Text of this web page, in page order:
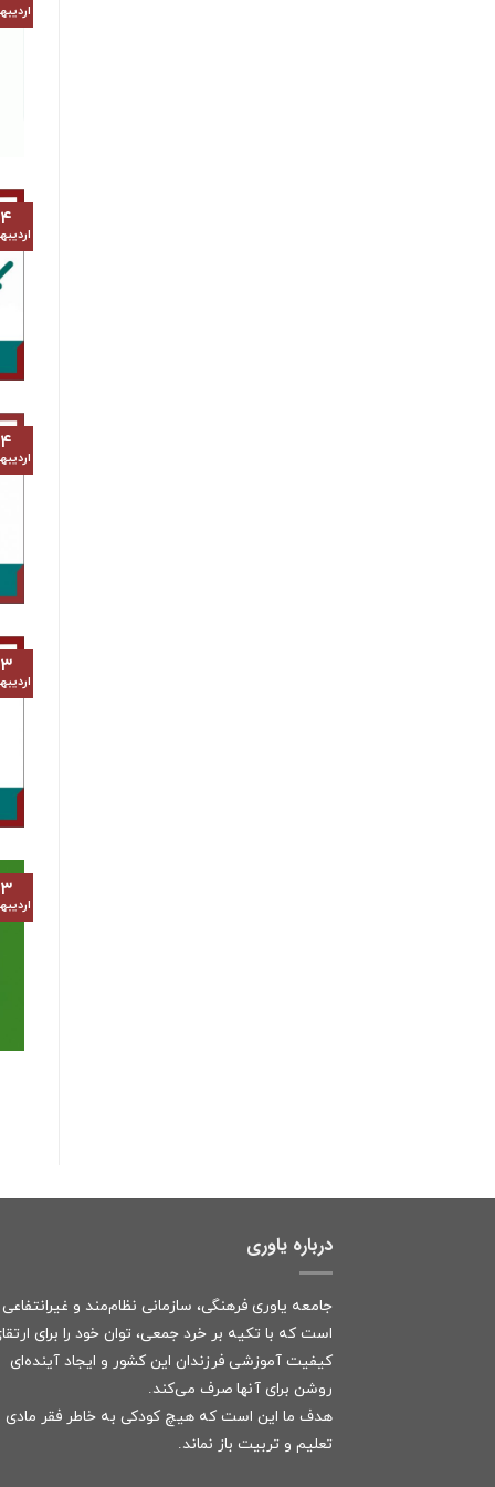
درباره یاوری
جامعه یاوری فرهنگی، سازمانی نظام‌مند و غیرانتفاعی
است که با تکیه بر خرد جمعی، توان خود را برای
کیفیت آموزشی فرزندان این کشور و ایجاد آینده‌ای
روشن برای آنها صرف می‌کند.
هدف ما این است که هیچ کودکی به خاطر فقر مادی
تعلیم و تربیت باز نماند.